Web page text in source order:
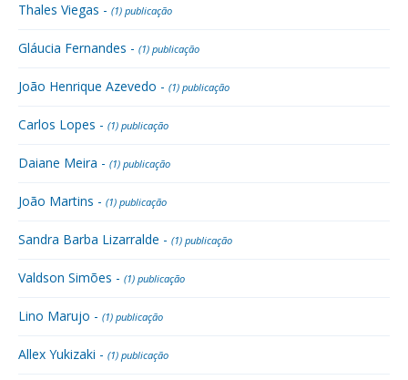
Thales Viegas - (1) publicação
Gláucia Fernandes - (1) publicação
João Henrique Azevedo - (1) publicação
Carlos Lopes - (1) publicação
Daiane Meira - (1) publicação
João Martins - (1) publicação
Sandra Barba Lizarralde - (1) publicação
Valdson Simões - (1) publicação
Lino Marujo - (1) publicação
Allex Yukizaki - (1) publicação